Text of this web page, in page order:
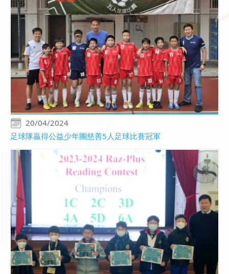
20/04/2024
足球隊贏得公益少年團慈善5人足球比賽冠軍